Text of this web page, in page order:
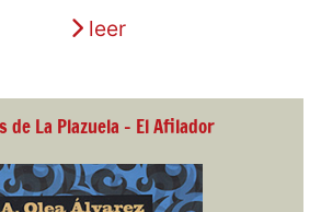
leer
de La Plazuela - El Afilador